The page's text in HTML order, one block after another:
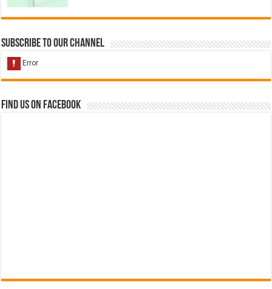
Subscribe to our Channel
Find us on Facebook